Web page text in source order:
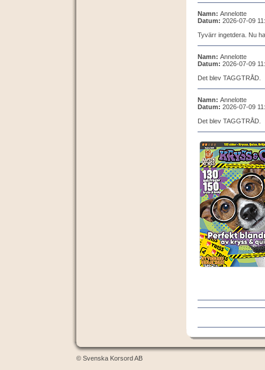
Namn: Annelotte
Datum: 2026-07-09
Tyvärr ingetdera. Nu
Namn: Annelotte
Datum: 2026-07-09
Det blev TAGGTRÅD.
Namn: Annelotte
Datum: 2026-07-09
Det blev TAGGTRÅD.
© Svenska Korsord AB